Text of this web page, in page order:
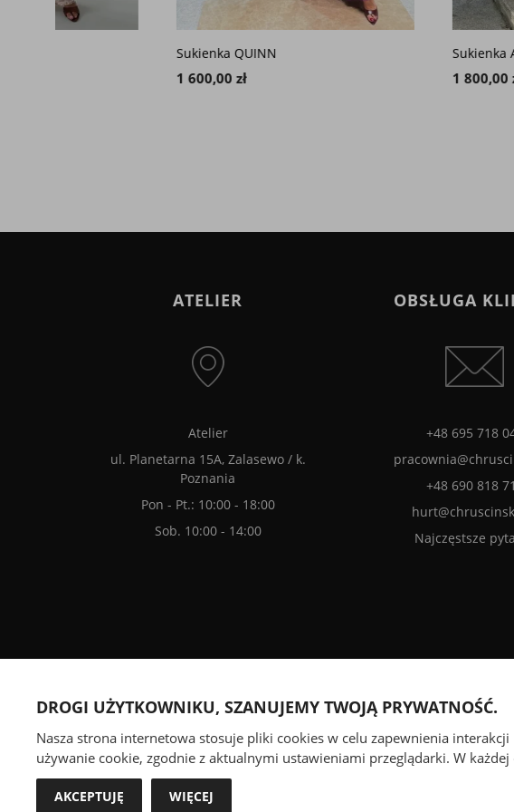
ATELIER
Atelier
ul. Planetarna 15A, Zalasewo / k.
Poznania
Pon - Pt.: 10:00 - 18:00
Sob. 10:00 - 14:00
OBSŁUGA
+48 695 718
+48 690 818
Najczęstsze
DROGI UŻYTKOWNIKU, SZANUJEMY TWOJĄ PRYWATNOŚĆ.
Nasza strona internetowa stosuje pliki cookies w celu zapewnienia
używanie cookie, zgodnie z aktualnymi ustawieniami przeglądarki. W
AKCEPTUJĘ WIĘCEJ